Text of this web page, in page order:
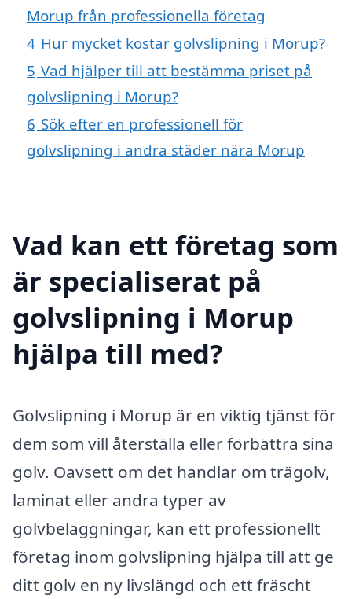
Morup från professionella företag
4 Hur mycket kostar golvslipning i Morup?
5 Vad hjälper till att bestämma priset på
golvslipning i Morup?
6 Sök efter en professionell för
golvslipning i andra städer nära Morup
Vad kan ett företag som
är specialiserat på
golvslipning i Morup
hjälpa till med?
Golvslipning i Morup är en viktig tjänst för
dem som vill återställa eller förbättra sina
golv. Oavsett om det handlar om trägolv,
laminat eller andra typer av
golvbeläggningar, kan ett professionellt
företag inom golvslipning hjälpa till att ge
ditt golv en ny livslängd och ett fräscht